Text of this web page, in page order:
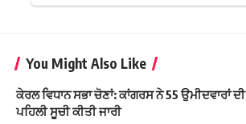
You Might Also Like
ਕੇਰਲ ਵਿਧਾਨ ਸਭਾ ਚੋਣਾਂ: ਕਾਂਗਰਸ ਨੇ 55 ਉਮੀਦਵਾਰਾਂ ਦੀ
ਪਹਿਲੀ ਸੂਚੀ ਕੀਤੀ ਜਾਰੀ